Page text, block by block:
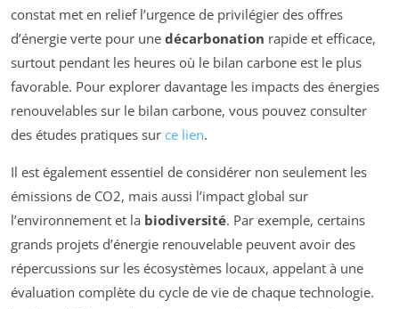
constat met en relief l’urgence de privilégier des offres
d’énergie verte pour une décarbonation rapide et efficace,
surtout pendant les heures où le bilan carbone est le plus
favorable. Pour explorer davantage les impacts des énergies
renouvelables sur le bilan carbone, vous pouvez consulter
des études pratiques sur ce lien.
Il est également essentiel de considérer non seulement les
émissions de CO2, mais aussi l’impact global sur
l’environnement et la biodiversité. Par exemple, certains
grands projets d’énergie renouvelable peuvent avoir des
répercussions sur les écosystèmes locaux, appelant à une
évaluation complète du cycle de vie de chaque technologie.